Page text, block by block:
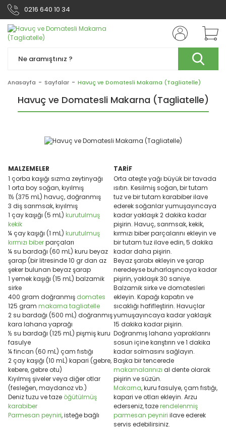
0216 640 10 34
Anasayfa Sayfalar Havuç ve Domatesli Makarna (Tagliatelle)
Havuç ve Domatesli Makarna (Tagliatelle)
MALZEMELER TARİF
1 çorba kaşığı sızma zeytinyağı
1 orta boy soğan, kıyılmış
1½ (375 mL) havuç, doğranmış
3 diş sarımsak, kıyılmış
1 çay kaşığı (5 mL) kurutulmuş
kekik
¼ çay kaşığı (1 mL) kurutulmuş
kırmızı biberparçaları
¼ su bardağı (60 mL) kuru beyaz
şarap (bir litresinde 10 gr dan az
şeker bulunan beyaz şarap
1 yemek kaşığı (15 mL) balzamik
sirke
400 gram doğranmış domates
125 gram makarna tagliatelle
2 su bardağı (500 mL) doğranmış
kara lahana yaprağı
½ su bardağı (125 mL) pişmiş kuru
fasulye
¼ fincan (60 mL) çam fıstığı
2 çay kaşığı (10 mL) kapari (gebre,
kebere, gebre otu)
Kıyılmış şiveler veya diğer otlar
(fesleğen, maydanoz vb.)
Deniz tuzu ve taze öğütülmüş
karabiber
Parmesan peyniri, isteğe bağlı
Orta ateşte yağı büyük bir tavada
ısıtın. Kesilmiş soğan, bir tutam
tuz ve bir tutam karabiber ilave
ederek soğanlar yumuşayıncaya
kadar yaklaşık 2 dakika kadar
pişirin. Havuç, sarımsak, kekik,
kırmızı biber parçalarını ekleyin ve
bir tutam tuz ilave edin, 5 dakika
kadar daha pişirin.
Beyaz şarabı ekleyin ve şarap
neredeyse buharlaşıncaya kadar
pişirin, yaklaşık 30 saniye.
Balzamik sirke ve domatesleri
ekleyin. Kapağı kapatın ve
sıcaklığı hafifleştirin. Havuçlar
yumuşayıncaya kadar yaklaşık
15 dakika kadar pişirin.
Doğranmış lahana yapraklarını
sosun içine karıştırın ve 1 dakika
kadar solmasını sağlayın.
Başka bir tencerede
makarnalarınızı al dente olarak
pişirin ve süzün.
Makarna, kuru fasulye, çam fıstığı,
kapari ve otları ekleyin. Arzu
ederseniz, tazerendelenmiş
parmesan peyniri ilave ederek
servis edebilirsiniz.